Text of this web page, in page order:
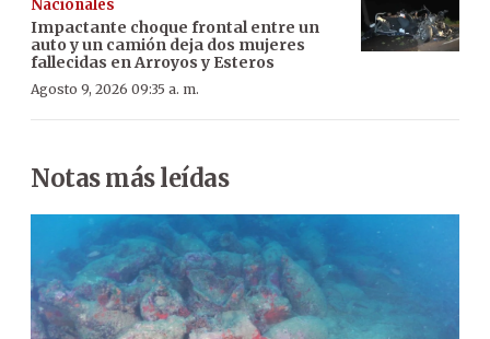
Nacionales
Impactante choque frontal entre un
auto y un camión deja dos mujeres
fallecidas en Arroyos y Esteros
Agosto 9, 2026 09:35 a. m.
Notas más leídas